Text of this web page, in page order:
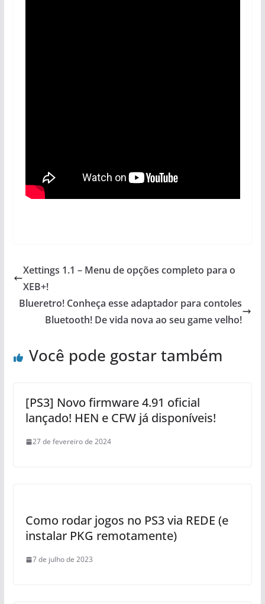
Xettings 1.1 – Menu de opções completo para o
XEB+!
Blueretro! Conheça esse adaptador para contoles
Bluetooth! De vida nova ao seu game velho!
Você pode gostar também
[PS3] Novo firmware 4.91 oficial
lançado! HEN e CFW já disponíveis!
27 de fevereiro de 2024
Como rodar jogos no PS3 via REDE (e
instalar PKG remotamente)
7 de julho de 2023